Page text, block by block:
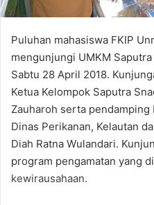
Puluhan mahasiswa FKIP
mengunjungi UMKM
Sabtu 28 April 2018.
Ketua Kelompok Saputra
Zauharoh serta pendamping
Dinas Perikanan, Kelautan
Diah Ratna Wulandari.
program pengamatan yang
kewirausahaan.